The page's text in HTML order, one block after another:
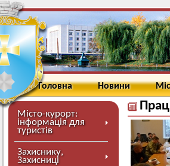
Головна Новини
Місто-курорт:
інформація для
туристів
Захиснику,
Захисниці